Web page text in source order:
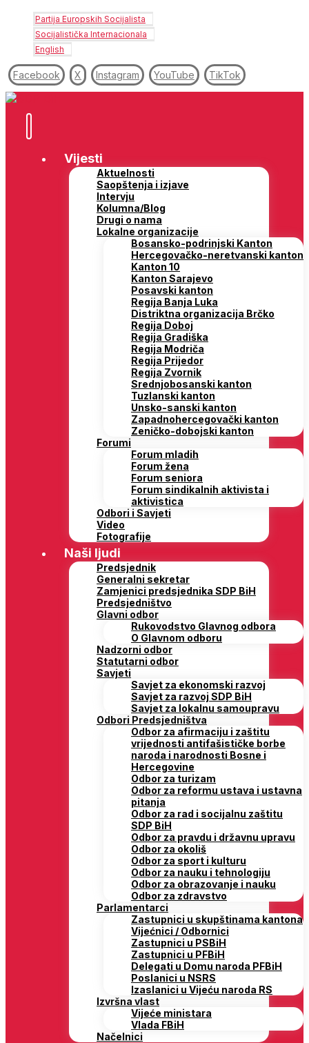
Partija Europskih Socijalista
Socijalistička Internacionala
English
Facebook X Instagram YouTube TikTok
Vijesti
Aktuelnosti
Saopštenja i izjave
Intervju
Kolumna/Blog
Drugi o nama
Lokalne organizacije
Bosansko-podrinjski Kanton
Hercegovačko-neretvanski kanton
Kanton 10
Kanton Sarajevo
Posavski kanton
Regija Banja Luka
Distriktna organizacija Brčko
Regija Doboj
Regija Gradiška
Regija Modriča
Regija Prijedor
Regija Zvornik
Srednjobosanski kanton
Tuzlanski kanton
Unsko-sanski kanton
Zapadnohercegovački kanton
Zeničko-dobojski kanton
Forumi
Forum mladih
Forum žena
Forum seniora
Forum sindikalnih aktivista i
aktivistica
Odbori i Savjeti
Video
Fotografije
Naši ljudi
Predsjednik
Generalni sekretar
Zamjenici predsjednika SDP BiH
Predsjedništvo
Glavni odbor
Rukovodstvo Glavnog odbora
O Glavnom odboru
Nadzorni odbor
Statutarni odbor
Savjeti
Savjet za ekonomski razvoj
Savjet za razvoj SDP BiH
Savjet za lokalnu samoupravu
Odbori Predsjedništva
Odbor za afirmaciju i zaštitu
vrijednosti antifašističke borbe
naroda i narodnosti Bosne i
Hercegovine
Odbor za turizam
Odbor za reformu ustava i ustavna
pitanja
Odbor za rad i socijalnu zaštitu
SDP BiH
Odbor za pravdu i državnu upravu
Odbor za okoliš
Odbor za sport i kulturu
Odbor za nauku i tehnologiju
Odbor za obrazovanje i nauku
Odbor za zdravstvo
Parlamentarci
Zastupnici u skupštinama kantona
Vijećnici / Odbornici
Zastupnici u PSBiH
Zastupnici u PFBiH
Delegati u Domu naroda PFBiH
Poslanici u NSRS
Izaslanici u Vijeću naroda RS
Izvršna vlast
Vijeće ministara
Vlada FBiH
Načelnici